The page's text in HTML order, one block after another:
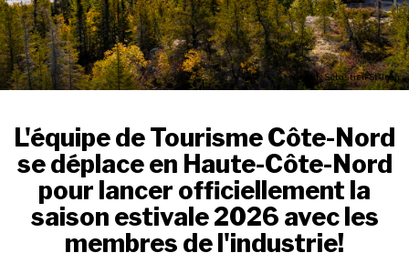
Crédit : Sébastien St-Jean
L'équipe de Tourisme Côte-Nord
se déplace en Haute-Côte-Nord
pour lancer officiellement la
saison estivale 2026 avec les
membres de l'industrie!